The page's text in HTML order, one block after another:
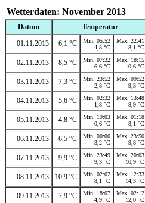
Wetterdaten: November 2013
Datum Temperatur
01.11.2013
6,1 °C
Min. 05:52
4,8 °C
Max. 22:41
8,1 °C
02.11.2013 8,5 °C
Min. 07:32
6,6 °C
Max. 18:15
10,6 °C
03.11.2013 7,3 °C
Min. 23:52
2,8 °C
Max. 09:52
9,3 °C
04.11.2013 5,6 °C
Min. 02:32
1,8 °C
Max. 13:48
8,9 °C
05.11.2013 4,8 °C
Min. 19:03
0,6 °C
Max. 01:18
8,1 °C
06.11.2013 6,5 °C
Min. 00:00
3,2 °C
Max. 23:50
9,8 °C
07.11.2013 9,9 °C
Min. 23:49
9,3 °C
Max. 20:03
10,9 °C
08.11.2013 10,9 °C
Min. 02:02
8,1 °C
Max. 12:33
14,3 °C
09.11.2013 7,9 °C
Min. 18:07
4,9 °C
Max. 02:12
12,0 °C